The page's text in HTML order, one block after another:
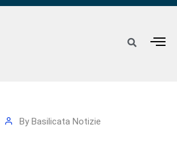
By Basilicata Notizie